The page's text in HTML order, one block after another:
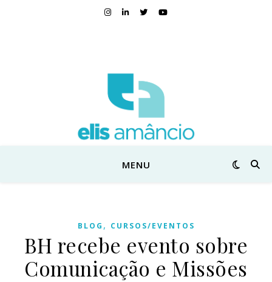
MENU
BLOG , CURSOS/EVENTOS
BH recebe evento sobre
Comunicação e Missões